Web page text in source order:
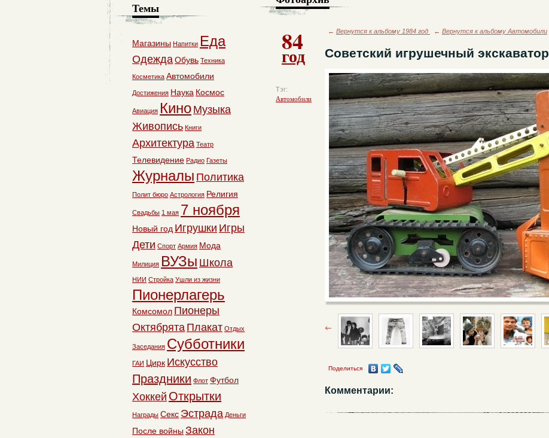
84
год
Тэг:
Автомобили
← Вернутся к альбому 1984 год ← Вернутся к альбому Автомобили
Советский игрушечный экскаватор
Поделиться
Комментарии:
Темы
Магазины Напитки Еда
ОдеждаОбувь Техника
Косметика Автомобили
Достижения Наука Космос
Авиация Кино Музыка
Живопись Книги
Архитектура Театр
Телевидение Радио Газеты
Журналы Политика
Полит бюро Астрология Религия
Свадьбы 1 мая 7 ноября
Новый год Игрушки Игры
Дети Спорт Армия Мода
Милиция ВУЗы Школа
НИИ Стройка Ушли из жизни
Пионерлагерь
Комсомол Пионеры
Октябрята Плакат Отдых
Заседания Субботники
ГАИ Цирк Искусство
Праздники Флот Футбол
Хоккей Открытки
Награды Секс Эстрада Деньги
После войны Закон